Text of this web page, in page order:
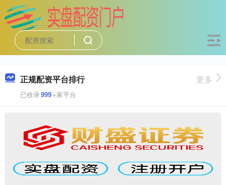
正规配资平台排行
已收录999+家平台
更多